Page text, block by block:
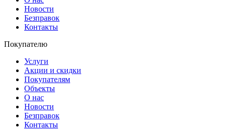
Новости
Безправок
Контакты
Покупателю
Услуги
Акции и скидки
Покупателям
Объекты
О нас
Новости
Безправок
Контакты